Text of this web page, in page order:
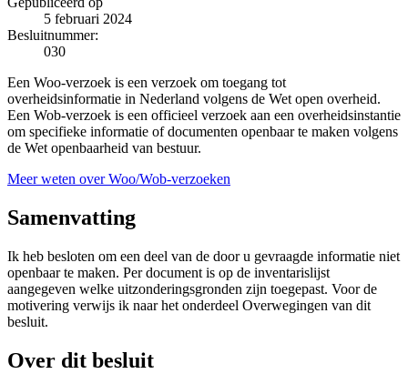
5 februari 2024
Besluitnummer:
030
Een Woo-verzoek is een verzoek om toegang tot
overheidsinformatie in Nederland volgens de Wet open overheid.
Een Wob-verzoek is een officieel verzoek aan een overheidsinstantie
om specifieke informatie of documenten openbaar te maken volgens
de Wet openbaarheid van bestuur.
Meer weten over Woo/Wob-verzoeken
Samenvatting
Ik heb besloten om een deel van de door u gevraagde informatie niet
openbaar te maken. Per document is op de inventarislijst
aangegeven welke uitzonderingsgronden zijn toegepast. Voor de
motivering verwijs ik naar het onderdeel Overwegingen van dit
besluit.
Over dit besluit